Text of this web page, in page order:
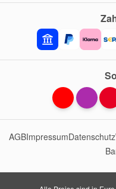
AGBImpressumDatenschutz